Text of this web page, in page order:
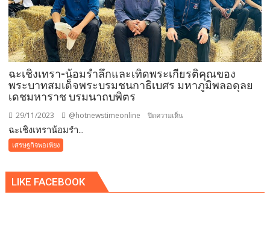
ภาค
เรียน
2
ฉะเชิงเทรา-น้อมรำลึกและเทิดพระเกียรติคุณของ
พระบาทสมเด็จพระบรมชนกาธิเบศร มหาภูมิพลอดุลย
เดชมหาราช บรมนาถบพิตร
29/11/2023 @hotnewstimeonline ปิดความเห็น
พระ
ฉะเชิงเทราน้อมรำ...
เศรษฐกิจพอเพียง
LIKE FACEBOOK